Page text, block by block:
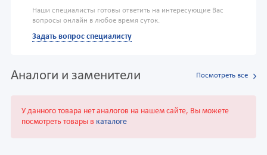
Наши специалисты готовы ответить на интересующие Вас
вопросы онлайн в любое время суток.
Задать вопрос специалисту
Аналоги и заменители Посмотреть все
У данного товара нет аналогов на нашем сайте, Вы можете
посмотреть товары в каталоге